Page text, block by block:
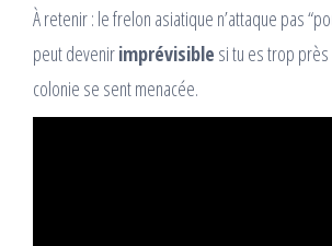
À retenir : le frelon asiatique n’attaque pas
peut devenirimprévisible si tu es trop
colonie se sent menacée.